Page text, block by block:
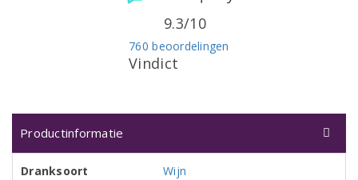
Vindict
760 beoordelingen
9.3/10
Productinformatie
Dranksoort
Wijn